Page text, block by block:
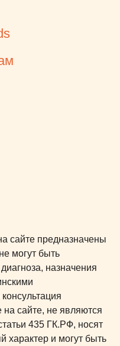
сайте предназначены
могут быть
назначения
сайте, не являются
435 ГК.РФ, носят
характер и могут быть